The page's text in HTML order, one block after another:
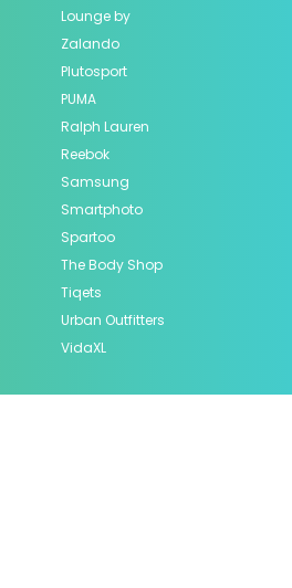
Lounge by
Zalando
Plutosport
PUMA
Ralph Lauren
Reebok
Samsung
Smartphoto
Spartoo
The Body Shop
Tiqets
Urban Outfitters
VidaXL